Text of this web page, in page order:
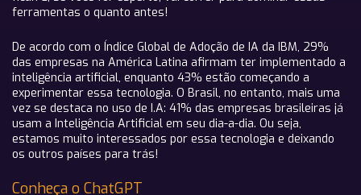
ferramentas o quanto antes!
De acordo com o Índice Global de Adoção de IA da IBM, 29%
das empresas na América Latina afirmam ter implementado a
inteligência artificial, enquanto 43% estão começando a
experimentar essa tecnologia. O Brasil, no entanto, mais uma
vez se destaca no uso de I.A: 41% das empresas brasileiras já
usam a Inteligência Artificial em seu dia-a-dia. Ou seja,
estamos muito interessados por essa tecnologia e deixando
os outros países para trás!
Conheça o ChatGPT